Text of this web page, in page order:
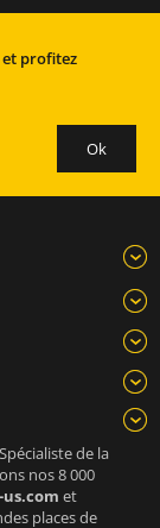
profitez
de la
nos 8 000
et
places de